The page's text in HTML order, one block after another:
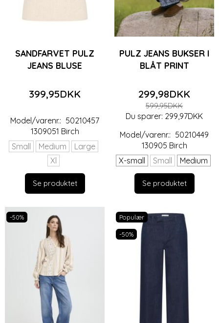
SANDFARVET PULZ
JEANS BLUSE
399,95DKK
Model/varenr.: 50210457
1309051 Birch
Small
Medium
Large
Xl
Se produktet
PULZ JEANS BUKSER I
BLÅT PRINT
299,98DKK
599,95DKK
Du sparer: 299,97DKK
Model/varenr.: 50210449
130905 Birch
X-small
Small Medium
Se produktet
-50% Populær
-50%